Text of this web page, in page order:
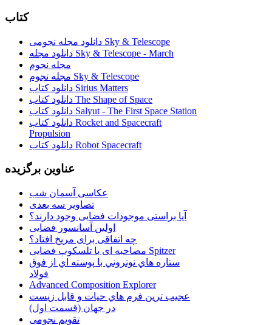
کتاب
دانلود مجله نجومی Sky & Telescope
دانلود مجله Sky & Telescope - March
مجله نجوم
مجله نجوم Sky & Telescope
دانلود کتاب Sirius Matters
دانلود کتاب The Shape of Space
دانلود کتاب Salyut - The First Space Station
دانلود کتاب Rocket and Spacecraft
Propulsion
دانلود کتاب Robot Spacecraft
عناوین برگزیده
عکاسی آسمان شب
تصاویر سه بعدی
آیا براستی موجودات فضایی وجود دارند؟
اولین آسانسور فضایی
چه اتفاقی برای مریخ افتاد؟
مصاحبه ای با تلسکوپ فضایی Spitzer
ستاره هاي نوتروني با پوسته اي از فوق
فولاد
Advanced Composition Explorer
عجیب ترین فرم هاي حيات و قابل زيست
در جهان (قسمت اول)
تقویم نجومی